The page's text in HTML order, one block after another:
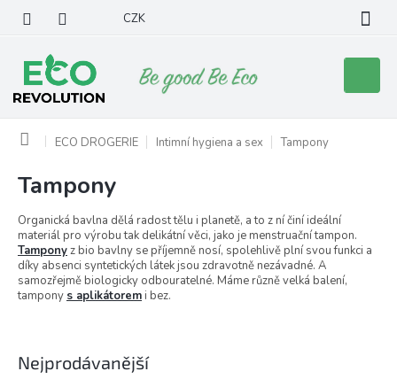
obsah
CZK
košík
Domů ECO DROGERIE Intimní hygiena a sex Tampony
Tampony
Organická bavlna dělá radost tělu i planetě, a to z ní činí ideální
materiál pro výrobu tak delikátní věci, jako je menstruační tampon.
Tamponyz bio bavlny se příjemně nosí, spolehlivě plní svou funkci a
díky absenci syntetických látek jsou zdravotně nezávadné. A
samozřejmě biologicky odbouratelné. Máme různě velká balení,
tampony s aplikátorem i bez.
Nejprodávanější